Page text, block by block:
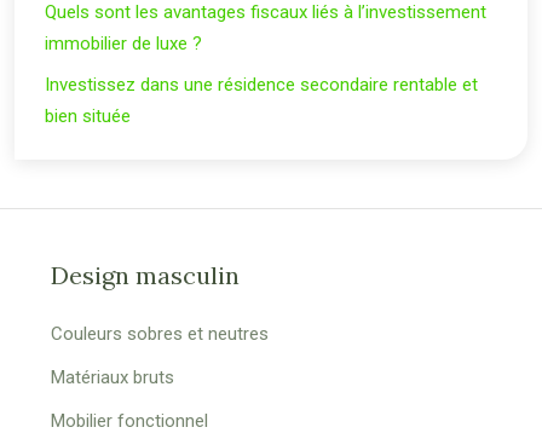
Quels sont les avantages fiscaux liés à l’investissement
immobilier de luxe ?
Investissez dans une résidence secondaire rentable et
bien située
Design masculin
Couleurs sobres et neutres
Matériaux bruts
Mobilier fonctionnel